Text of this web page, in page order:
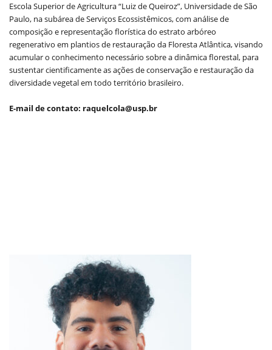
Escola Superior de Agricultura “Luiz de Queiroz”, Universidade de São
Paulo, na subárea de Serviços Ecossistêmicos, com análise de
composição e representação florística do estrato arbóreo
regenerativo em plantios de restauração da Floresta Atlântica, visando
acumular o conhecimento necessário sobre a dinâmica florestal, para
sustentar cientificamente as ações de conservação e restauração da
diversidade vegetal em todo território brasileiro.
E-mail de contato: raquelcola@usp.br